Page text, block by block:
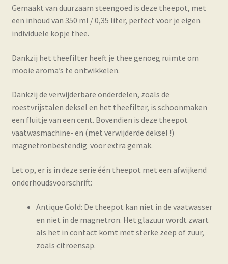
Gemaakt van duurzaam steengoed is deze theepot, met
een inhoud van 350 ml / 0,35 liter, perfect voor je eigen
individuele kopje thee.
Dankzij het theefilter heeft je thee genoeg ruimte om
mooie aroma’s te ontwikkelen.
Dankzij de verwijderbare onderdelen, zoals de
roestvrijstalen deksel en het theefilter, is schoonmaken
een fluitje van een cent. Bovendien is deze theepot
vaatwasmachine- en (met verwijderde deksel !)
magnetronbestendig voor extra gemak.
Let op, er is in deze serie één theepot met een afwijkend
onderhoudsvoorschrift:
Antique Gold: De theepot kan niet in de vaatwasser
en niet in de magnetron. Het glazuur wordt zwart
als het in contact komt met sterke zeep of zuur,
zoals citroensap.